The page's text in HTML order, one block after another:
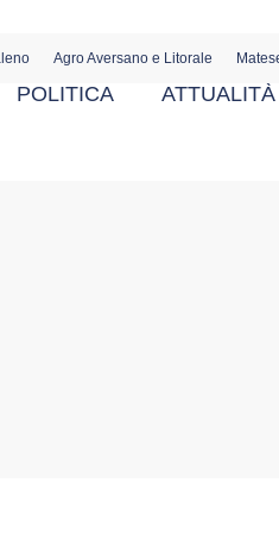
Agro Aversano e Litorale
POLITICA ATTUALITÀ